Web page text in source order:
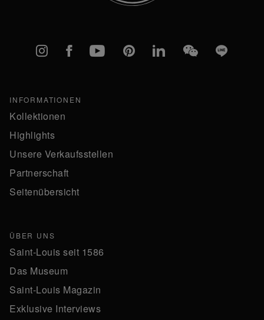
Instagram
FacebookYouTubePinterestlinkedInWeChatLine
INFORMATIONEN
Kollektionen
Highlights
Unsere Verkaufsstellen
Partnerschaft
Seitenübersicht
ÜBER UNS
Saint-Louis seit 1586
Das Museum
Saint-Louis Magazin
Exklusive Interviews